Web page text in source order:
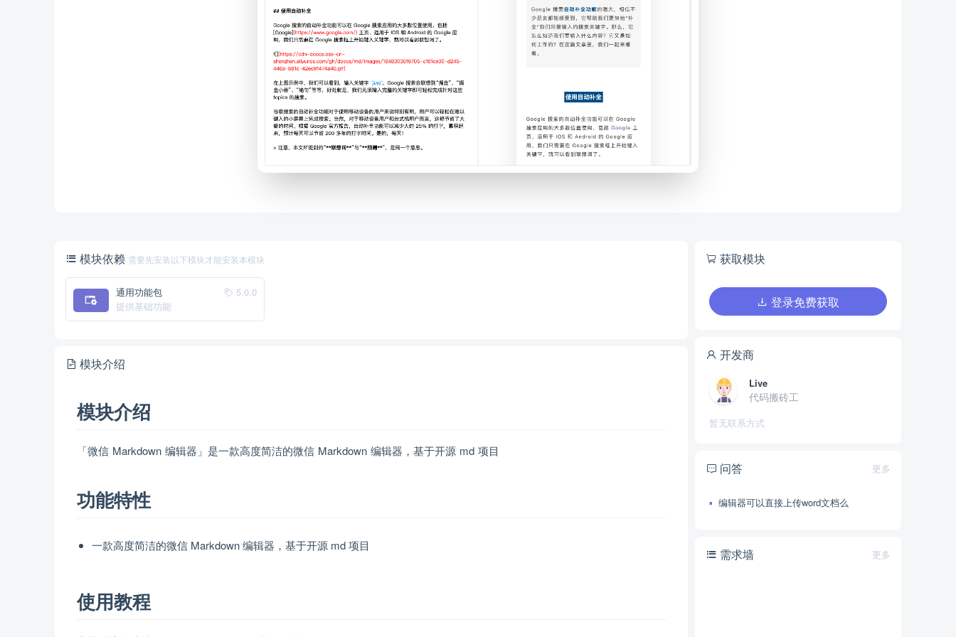
模块依赖 需要先安装以下模块才能安装本模块
5.0.0
通用功能包
提供基础功能
模块介绍
模块介绍
「微信 Markdown 编辑器」是一款高度简洁的微信 Markdown 编辑器，基于开源 md 项目
功能特性
一款高度简洁的微信 Markdown 编辑器，基于开源 md 项目
使用教程
获取模块
登录免费获取
开发商
Live
代码搬砖工
暂无联系方式
更多
问答
编辑器可以直接上传word文档么
更多
需求墙